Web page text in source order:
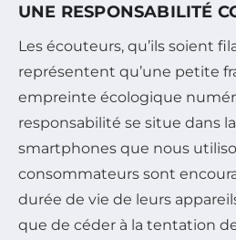
UNE RESPONSABILITÉ
Les écouteurs, qu’ils soient
représentent qu’une petite
empreinte écologique
responsabilité se situe dans
smartphones que nous
consommateurs sont
durée de vie de leurs
que de céder à la tentation